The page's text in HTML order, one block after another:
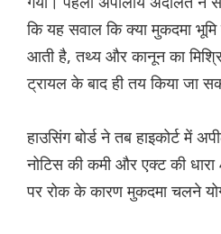
कि यह सवाल कि क्या मुकदमा भूमि
आती है, तथ्य और कानून का
ट्रायल के बाद ही तय किया जा
हाउसिंग बोर्ड ने तब हाइकोर्ट में
नोटिस की कमी और एक्ट की
पर रोक के कारण मुकदमा चलने